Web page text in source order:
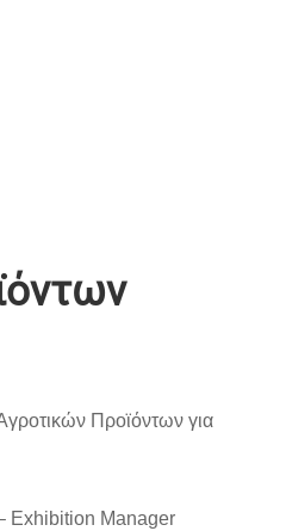
Προϊόντων για
Exhibition Manager